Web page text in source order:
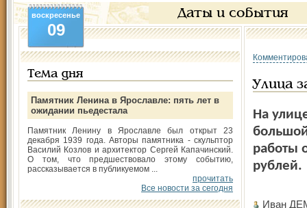
Даты и события
воскресенье
09
Тема дня
Памятник Ленина в Ярославле: пять лет в
ожидании пьедестала
Памятник Ленину в Ярославле был открыт 23
декабря 1939 года. Авторы памятника - скульптор
Василий Козлов и архитектор Сергей Капачинский.
О том, что предшествовало этому событию,
рассказывается в публикуемом ...
прочитать
Все новости за сегодня
Улица
На
работы
рублей.
Иван